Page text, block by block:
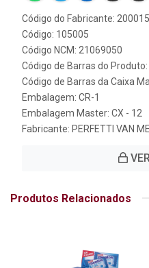
Código do Fabricante:
Código: 105005
Código NCM: 21069050
Código de Barras do
Código de Barras da Caixa
Embalagem: CR-1
Embalagem Master: CX - 12
Fabricante: PERFETTI VAN
Produtos Relacionados